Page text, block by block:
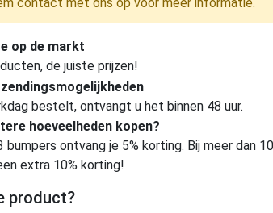
op de markt
de juiste prijzen!
bestelt, ontvangt u het binnen 48 uur.
hoeveelheden kopen?
bumpers ontvang je 5% korting. Bij meer dan
extra 10% korting!
product?